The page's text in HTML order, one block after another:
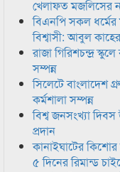
খেলাফত মজলিসের
বিএনপি সকল
বিশ্বাসী: আবুল
রাজা গিরিশচন্দ্র
সম্পন্ন
সিলেটে বাংলাদেশ
কর্মশালা সম্পন্ন
বিশ্ব জনসংখ্যা
প্রদান
কানাইঘাটের
৫ দিনের রিমান্ড